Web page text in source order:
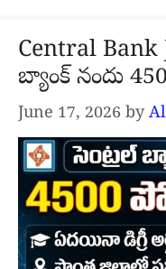
Central Bank
బ్యాంక్ నందు
June 17, 2026 by